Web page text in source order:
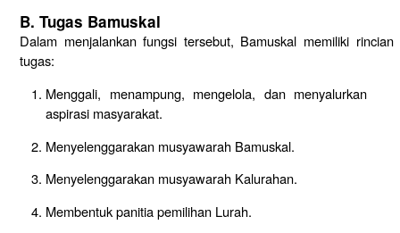
B. Tugas Bamuskal
Dalam menjalankan fungsi tersebut, Bamuskal memiliki rincian
tugas:
Menggali, menampung, mengelola, dan menyalurkan
aspirasi masyarakat.
Menyelenggarakan musyawarah Bamuskal.
Menyelenggarakan musyawarah Kalurahan.
Membentuk panitia pemilihan Lurah.